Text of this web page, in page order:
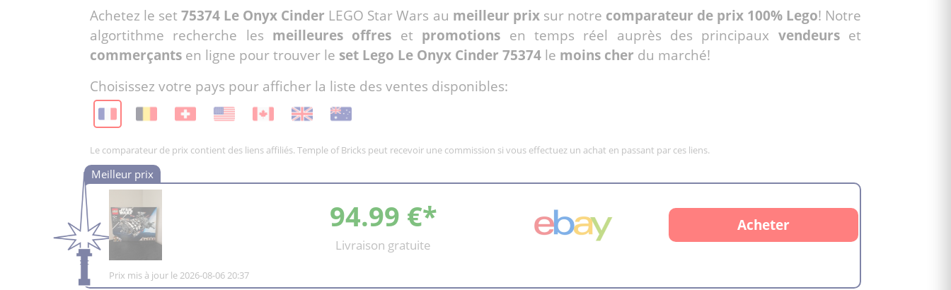
Achetez le set75374 Le Onyx Cinder LEGO Star Wars au meilleur prixsur notre comparateur de prix 100% Lego! Notre
algortithme recherche les meilleures offres et promotions en temps réel auprès des principaux vendeurset
commerçants en ligne pour trouver le set Lego Le Onyx Cinder 75374 le moins cher du marché!
Choisissez votre pays pour afficher la liste des ventes disponibles:
Le comparateur de prix contient des liens affiliés. Temple of Bricks peut recevoir une commission si vous effectuez un achat en passant par ces liens.
94.99 €*
Livraison gratuite
Acheter
Prix mis à jour le 2026-08-06 20:37